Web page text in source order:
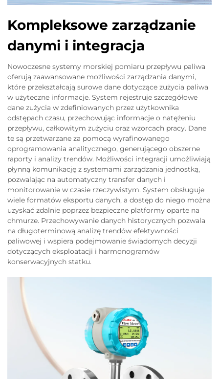
Kompleksowe zarządzanie
danymi i integracja
Nowoczesne systemy morskiej pomiaru przepływu paliwa
oferują zaawansowane możliwości zarządzania danymi,
które przekształcają surowe dane dotyczące zużycia paliwa
w użyteczne informacje. System rejestruje szczegółowe
dane zużycia w zdefiniowanych przez użytkownika
odstępach czasu, przechowując informacje o natężeniu
przepływu, całkowitym zużyciu oraz wzorcach pracy. Dane
te są przetwarzane za pomocą wyrafinowanego
oprogramowania analitycznego, generującego obszerne
raporty i analizy trendów. Możliwości integracji umożliwiają
płynną komunikację z systemami zarządzania jednostką,
pozwalając na automatyczny transfer danych i
monitorowanie w czasie rzeczywistym. System obsługuje
wiele formatów eksportu danych, a dostęp do niego można
uzyskać zdalnie poprzez bezpieczne platformy oparte na
chmurze. Przechowywanie danych historycznych pozwala
na długoterminową analizę trendów efektywności
paliwowej i wspiera podejmowanie świadomych decyzji
dotyczących eksploatacji i harmonogramów
konserwacyjnych statku.